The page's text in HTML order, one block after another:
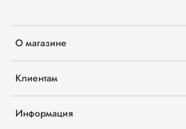
О магазине
Клиентам
Информация